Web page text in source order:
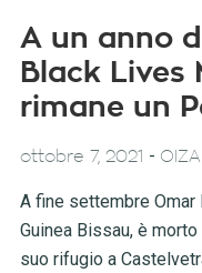
A un anno
Black Lives
rimane un
ottobre 7, 2021 -
A fine settembre Omar
Guinea Bissau, è
suo rifugio a